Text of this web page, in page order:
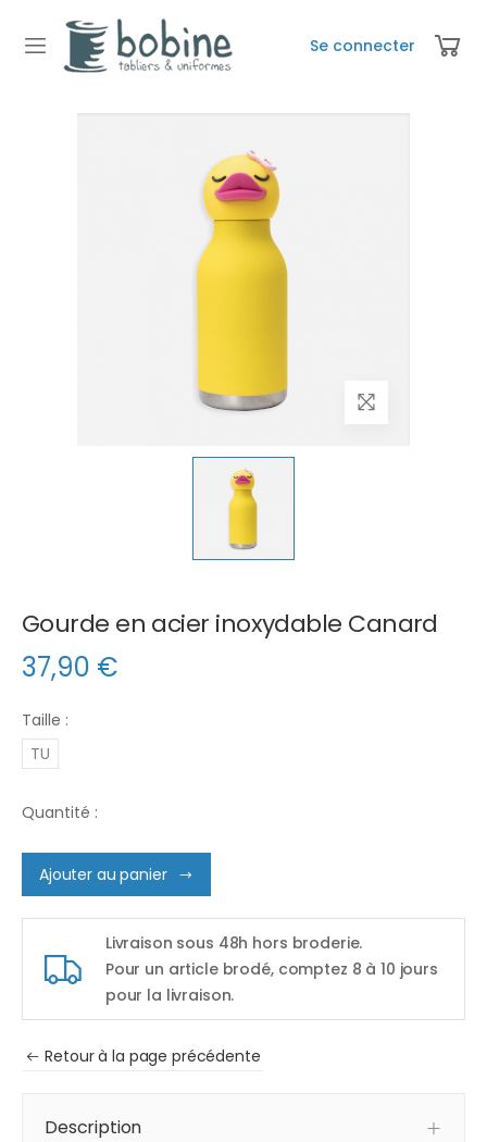
Se connecter
Gourde en acier inoxydable Canard
37,90 €
Taille :
TU
Quantité :
Ajouter au panier
Livraison sous 48h hors broderie.
Pour un article brodé, comptez 8 à 10 jours
pour la livraison.
Retour à la page précédente
Description